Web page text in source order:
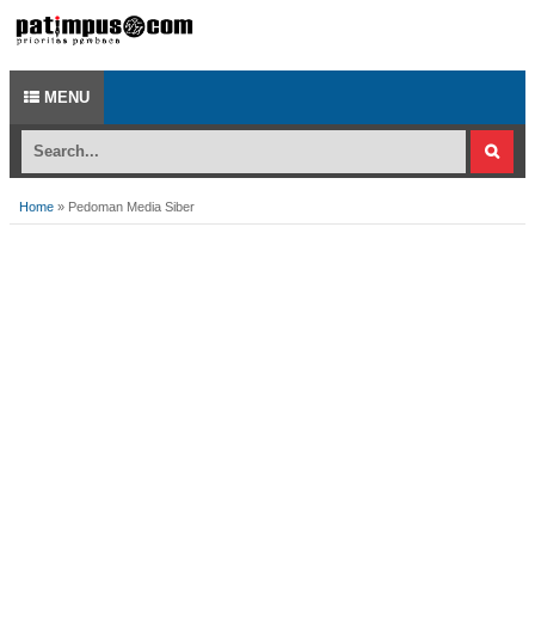
MENU
Home » Pedoman Media Siber